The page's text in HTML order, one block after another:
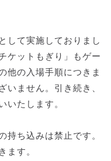
して実施しておりまし
ケットもぎり」もゲー
他の入場手順につきま
いません。引き続き、
いたします。
ち込みは禁止です。
ます。